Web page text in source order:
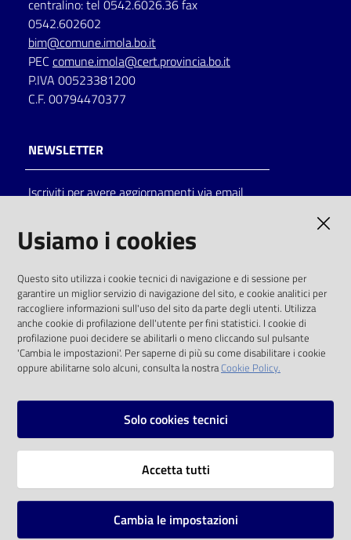
su
on line
Eventi
Chiedi al
bibliotecario
Avvisi
centralino: tel 0542.6026.36 fax
0542.602602
bim@comune.imola.bo.it
PEC comune.imola@cert.provincia.bo.it
P.IVA 00523381200
C.F. 00794470377
NEWSLETTER
Iscriviti per avere aggiornamenti via email
solo alle condizioni previste dalla direttiva
comunitaria 2003/98/CE e dal d.lgs. 36/2006
SOCIAL
Instagram
Vai alla pagina
Usiamo i cookies
Questo sito utilizza i cookie tecnici di navigazione e di sessione per
garantire un miglior servizio di navigazione del sito, e cookie analitici per
raccogliere informazioni sull'uso del sito da parte degli utenti. Utilizza
anche cookie di profilazione dell'utente per fini statistici. I cookie di
profilazione puoi decidere se abilitarli o meno cliccando sul pulsante
'Cambia le impostazioni'. Per saperne di più su come disabilitare i cookie
oppure abilitarne solo alcuni, consulta la nostraCookie Policy.
Solo cookies tecnici
Accetta tutti
Cambia le impostazioni